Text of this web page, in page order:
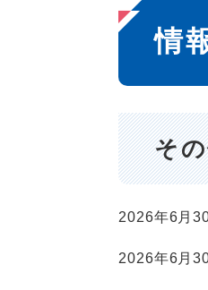
本
文
情
そ
2026年6月
2026年6月